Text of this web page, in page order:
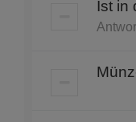
Ist in